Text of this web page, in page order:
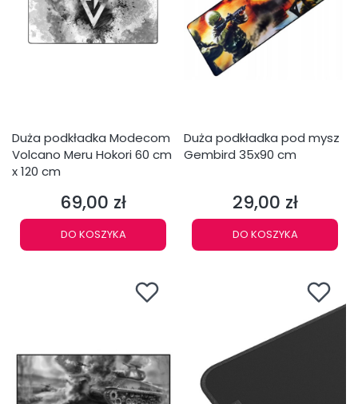
Duża podkładka Modecom
Volcano Meru Hokori 60 cm
x 120 cm
Cena
69,00 zł
DO KOSZYKA
Duża podkładka pod mysz
Gembird 35x90 cm
Cena
29,00 zł
DO KOSZYKA